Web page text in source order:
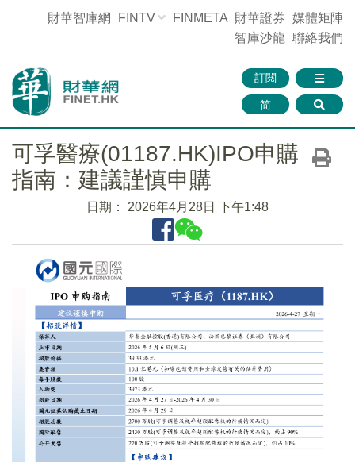
財華智庫網 FINTV FINMETA 財華證券 媒體矩陣
智庫沙龍 聯絡我們
訂閱
简
可孚醫療(01187.HK)IPO申購
指南：建議謹慎申購
日期： 2026年4月28日 下午1:48